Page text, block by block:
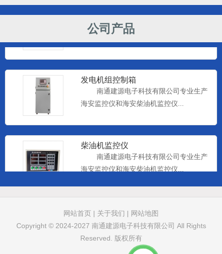
公司产品
南通建源电子科技有限公司专业生产
海安监控仪和海安柴油机监控仪...
发电机组控制箱
南通建源电子科技有限公司专业生产
海安监控仪和海安柴油机监控仪...
柴油机监控仪
南通建源电子科技有限公司专业生产
海安监控仪和海安柴油机监控仪...
远控仪表
南通建源电子科技有限公司专业生产
海安监控仪和海安柴油机监控仪...
网站首页 | 关于我们 | 网站地图
Copyright © 2024-2027 南通建源电子科技有限公司 All Rights
Reserved. 版权所有